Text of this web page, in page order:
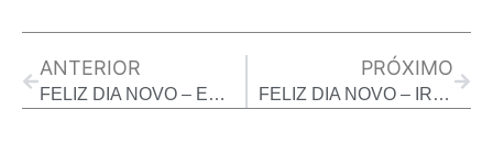
ANTERIOR
FELIZ DIA NOVO – ERIK PENNA – A ARTE DE ENCANTAR CLIENTES – EXPO EMPREENDEDOR
PRÓXIMO
FELIZ DIA NOVO – IRINEU TOLEDO – 30/07/2024